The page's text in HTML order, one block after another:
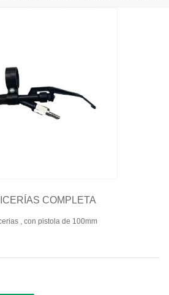
COMPLETA
, con pistola de 100mm